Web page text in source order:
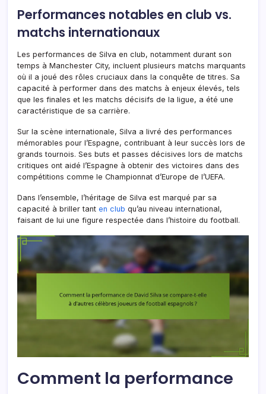
Performances notables en club vs.
matchs internationaux
Les performances de Silva en club, notamment durant son
temps à Manchester City, incluent plusieurs matchs marquants
où il a joué des rôles cruciaux dans la conquête de titres. Sa
capacité à performer dans des matchs à enjeux élevés, tels
que les finales et les matchs décisifs de la ligue, a été une
caractéristique de sa carrière.
Sur la scène internationale, Silva a livré des performances
mémorables pour l’Espagne, contribuant à leur succès lors de
grands tournois. Ses buts et passes décisives lors de matchs
critiques ont aidé l’Espagne à obtenir des victoires dans des
compétitions comme le Championnat d’Europe de l’UEFA.
Dans l’ensemble, l’héritage de Silva est marqué par sa
capacité à briller tant en club qu’au niveau international,
faisant de lui une figure respectée dans l’histoire du football.
Comment la performance